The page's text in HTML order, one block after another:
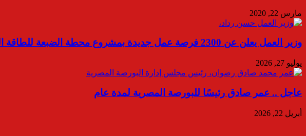
مارس 22, 2020
وزير العمل يعلن عن 2300 فرصة عمل جديدة بمشروع محطة الضبعة للطاقة النووية.. ورواتب تصل إلى 40 ألف جنيه…
يوليو 27, 2026
عاجل .. عمر صادق رئيسًا للبورصة المصرية لمدة عام
أبريل 22, 2026